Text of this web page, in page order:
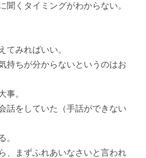
聞くタイミングがわからない。
てみればいい。
持ちが分からないというのはお
事。
話をしていた（手話ができない
。
、まずふれあいなさいと言われ